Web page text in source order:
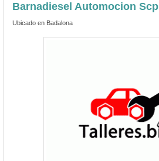
Barnadiesel Automocion Scp
Ubicado en Badalona